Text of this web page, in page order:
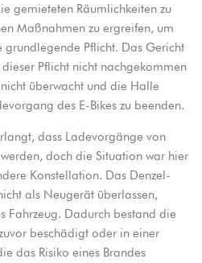
gemieteten Räumlichkeiten zu
Maßnahmen zu ergreifen, um
grundlegende Pflicht. Das Gericht
Pflicht nicht nachgekommen
überwacht und die Halle
des E-Bikes zu beenden.
dass Ladevorgänge von
doch die Situation war hier
Konstellation. Das Denzel-
als Neugerät überlassen,
Fahrzeug. Dadurch bestand die
beschädigt oder in einer
das Risiko eines Brandes